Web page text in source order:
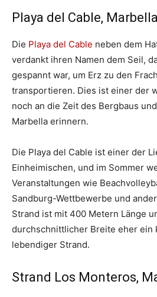
Playa del Cable, Marbella
Die Playa del Cable neben dem
verdankt ihren Namen dem Seil,
gespannt war, um Erz zu den
transportieren. Dies ist einer der
noch an die Zeit des Bergbaus
Marbella erinnern.
Die Playa del Cable ist einer der
Einheimischen, und im Sommer
Veranstaltungen wie
Sandburg-Wettbewerbe und
Strand ist mit 400 Metern Länge
durchschnittlicher Breite eher ein
lebendiger Strand.
Strand Los Monteros,